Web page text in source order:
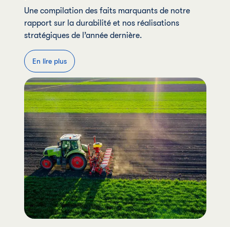
Une compilation des faits marquants de notre
rapport sur la durabilité et nos réalisations
stratégiques de l’année dernière.
En lire plus